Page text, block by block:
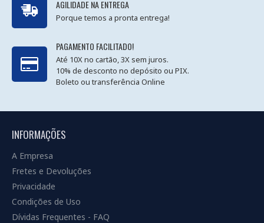
AGILIDADE NA ENTREGA
Porque temos a pronta entrega!
PAGAMENTO FACILITADO!
Até 10X no cartão, 3X sem juros.
10% de desconto no depósito ou PIX.
Boleto ou transferência Online
INFORMAÇÕES
A Empresa
Fretes e Devoluções
Privacidade
Condições de Uso
Dívidas Frequentes - FAQ